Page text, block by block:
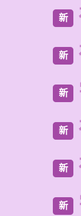
新
新
新
新
新
新